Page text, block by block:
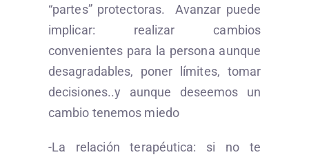
“partes” protectoras. Avanzar puede
implicar: realizar cambios
convenientes para la persona aunque
desagradables, poner límites, tomar
decisiones..y aunque deseemos un
cambio tenemos miedo
-La relación terapéutica: si no te